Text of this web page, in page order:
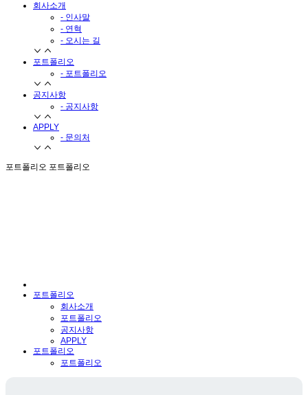
회사소개
- 인사말
- 연혁
- 오시는 길
포트폴리오
- 포트폴리오
공지사항
- 공지사항
APPLY
- 문의처
포트폴리오 포트폴리오
포트폴리오
회사소개
포트폴리오
공지사항
APPLY
포트폴리오
포트폴리오